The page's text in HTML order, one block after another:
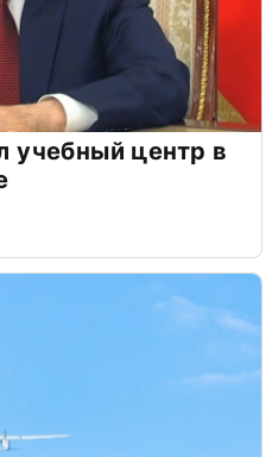
учебный центр в